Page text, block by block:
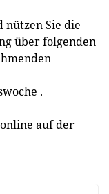
nützen Sie die
über folgenden
.
auf der